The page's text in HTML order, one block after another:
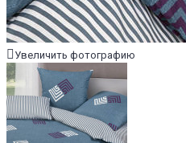
Увеличить фотографию